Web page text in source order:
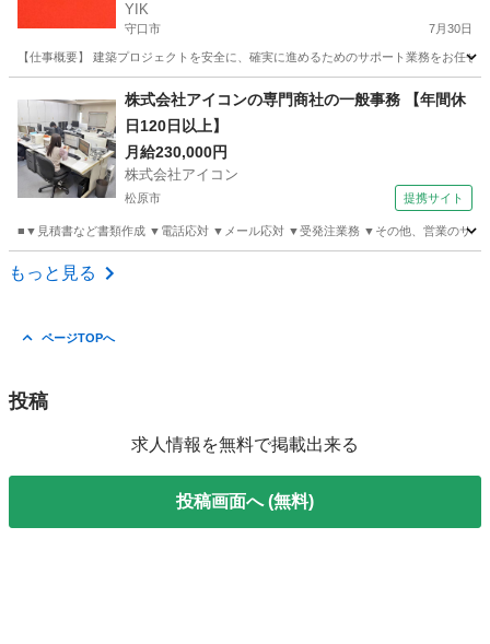
YIK
守口市 7月30日
【仕事概要】 建築プロジェクトを安全に、確実に進めるためのサポート業務をお任
事務 未経験
株式会社アイコンの専門商社の一般事務 【年間休
日120日以上】
月給230,000円
株式会社アイコン
松原市 提携サイト
■▼見積書など書類作成 ▼電話応対 ▼メール応対 ▼受発注業務 ▼その他、営業のサ
大阪 松原市
もっと見る
ページTOPへ
投稿
求人情報を無料で掲載出来る
投稿画面へ (無料)